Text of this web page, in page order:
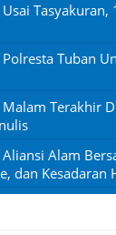
Usai
Polresta Tuban
Malam Terakhir
Aliansi Alam
dan Kesadaran